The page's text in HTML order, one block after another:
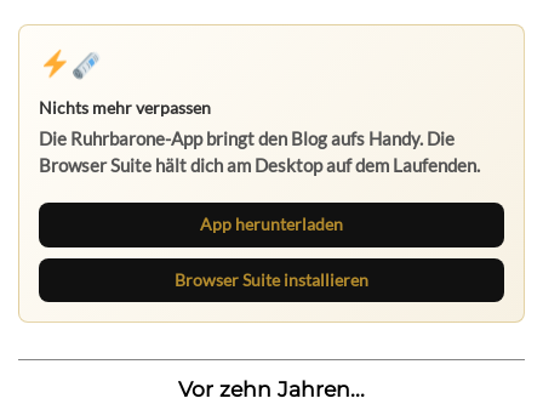
Nichts mehr verpassen
Die Ruhrbarone-App bringt den Blog aufs Handy. Die
Browser Suite hält dich am Desktop auf dem Laufenden.
App herunterladen
Browser Suite installieren
Vor zehn Jahren...